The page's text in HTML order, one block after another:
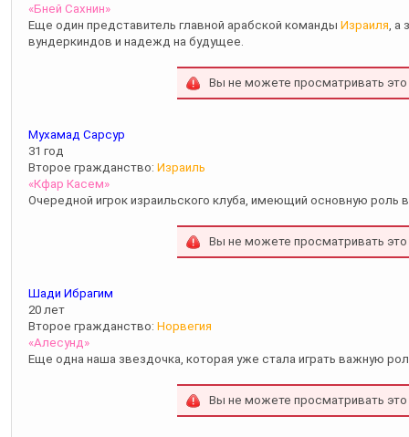
«Бней Сахнин»
Еще один представитель главной арабской команды Израиля ,
вундеркиндов и надежд на будущее.
Вы не можете просматривать
Мухамад Сарсур
31 год
Второе гражданство: Израиль
«Кфар Касем»
Очередной игрок израильского клуба, имеющий основную роль
Вы не можете просматривать
Шади Ибрагим
20 лет
Второе гражданство: Норвегия
«Алесунд»
Еще одна наша звездочка, которая уже стала играть важную
Вы не можете просматривать